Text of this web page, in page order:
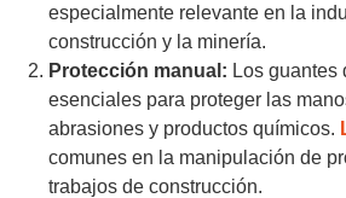
especialmente relevante en la
construcción y la minería.
Protección manual: Los guantes
esenciales para proteger las
abrasiones y productos químicos.
comunes en la manipulación de
trabajos de construcción.